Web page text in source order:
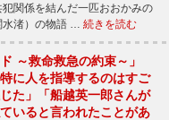
関係を結んだ一匹おおかみの
渚）の物語 … 続きを読む
～救命救急の約束～」
特に人を指導するのはすご
た」「船越英一郎さんが
ていると言われたことがあ